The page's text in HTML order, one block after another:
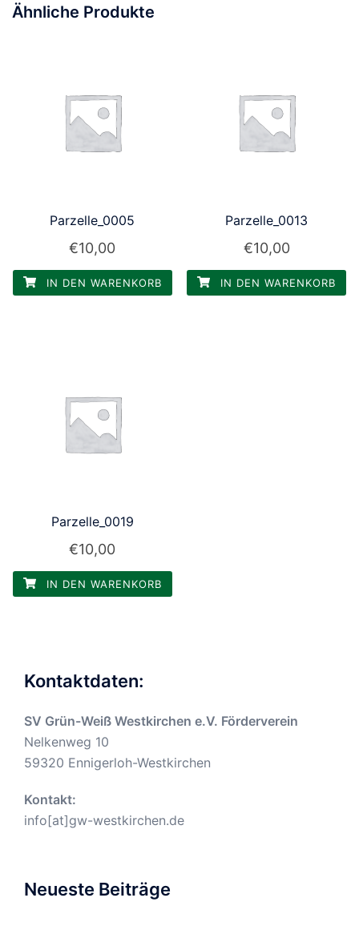
Ähnliche Produkte
Parzelle_0005
€10,00
IN DEN WARENKORB
Parzelle_0013
€10,00
IN DEN WARENKORB
Parzelle_0019
€10,00
IN DEN WARENKORB
Kontaktdaten:
SV Grün-Weiß Westkirchen e.V. Förderverein
Nelkenweg 10
59320 Ennigerloh-Westkirchen
Kontakt:
info[at]gw-westkirchen.de
Neueste Beiträge